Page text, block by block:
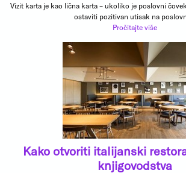
Vizit karta je kao lična karta – ukoliko je poslovni
ostaviti pozitivan utisak na
Pročitajte više
Kako otvoriti italijanski
knjigovodstva